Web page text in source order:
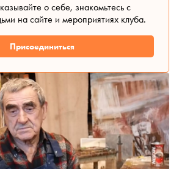
о себе, знакомьтесь с
на сайте и мероприятиях клуба.
Присоединиться